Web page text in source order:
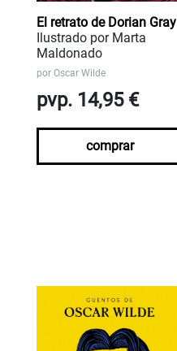
El retrato de Dorian Gray
Ilustrado por Marta
Maldonado
por Oscar Wilde
pvp. 14,95 €
comprar